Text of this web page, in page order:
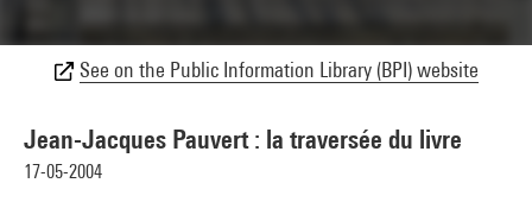
See on the Public Information Library (BPI) website
Jean-Jacques Pauvert : la traversée du livre
17-05-2004